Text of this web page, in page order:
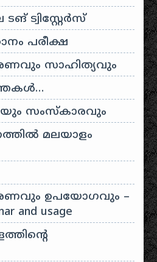
ട്വിസ്റ്റേർസ്
പരീക്ഷ
സാഹിത്യവും
സംസ്കാരവും
മലയാളം
ഉപയോഗവും –
and usage